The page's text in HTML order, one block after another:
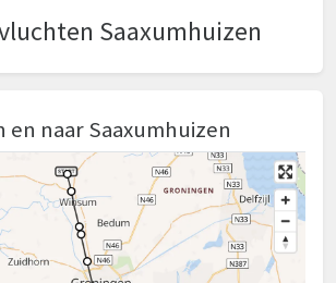
Saaxumhuizen
en naar Saaxumhuizen